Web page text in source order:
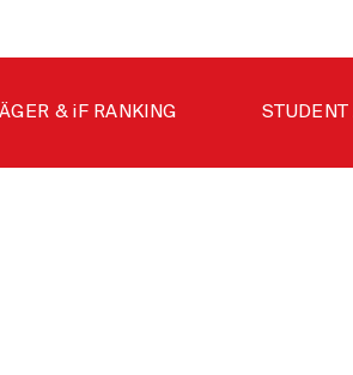
& iF RANKING STUDENT